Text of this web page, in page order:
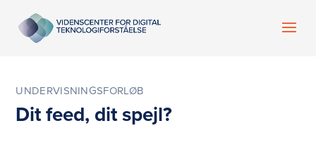
UNDERVISNINGSFORLØB
Dit feed, dit spejl?